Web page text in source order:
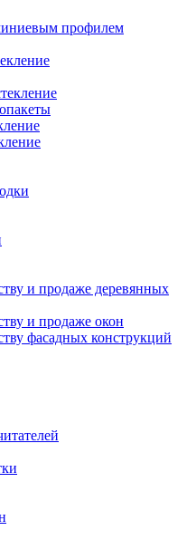
профилем
и продаже деревянных
и продаже окон
фасадных конструкций